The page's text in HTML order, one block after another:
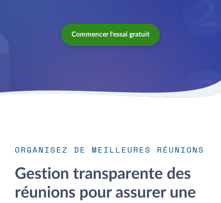
Commencer l'essai gratuit
ORGANISEZ DE MEILLEURES RÉUNIONS
Gestion transparente des
réunions pour assurer une